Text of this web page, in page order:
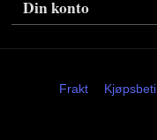
Din konto
Frakt